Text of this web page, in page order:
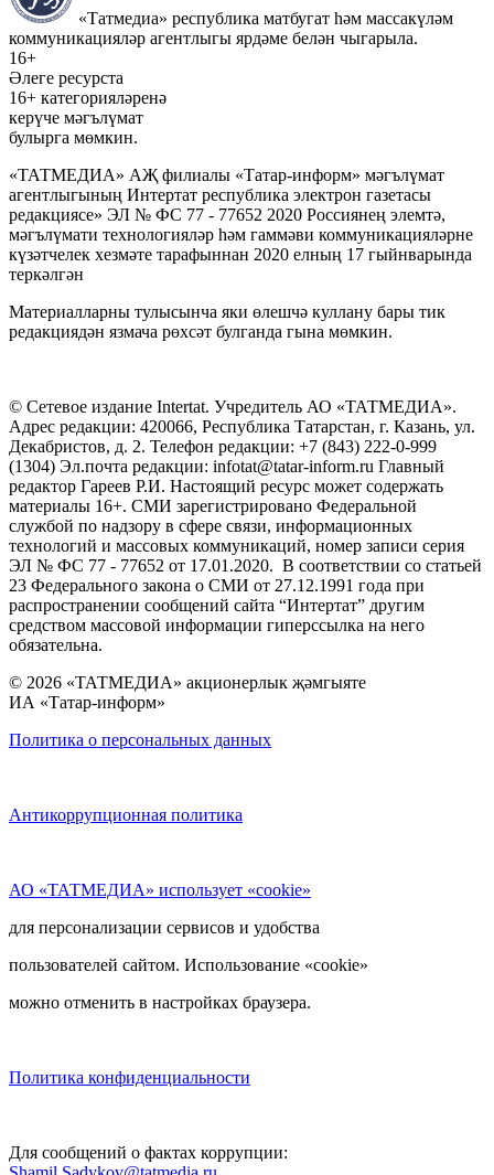
«Татмедиа» республика матбугат һәм массакүләм
коммуникацияләр агентлыгы ярдәме белән чыгарыла.
16+
Әлеге ресурста
16+ категорияләренә
керүче мәгълүмат
булырга мөмкин.
«ТАТМЕДИА» АҖ филиалы «Татар-информ» мәгълүмат
агентлыгының Интертат республика электрон газетасы
редакциясе» ЭЛ № ФС 77 - 77652 2020 Россиянең элемтә,
мәгълүмати технологияләр һәм гаммәви коммуникацияләрне
күзәтчелек хезмәте тарафыннан 2020 елның 17 гыйнварында
теркәлгән
Материалларны тулысынча яки өлешчә куллану бары тик
редакциядән язмача рөхсәт булганда гына мөмкин.
© Сетевое издание Intertat. Учредитель АО «ТАТМЕДИА».
Адрес редакции: 420066, Республика Татарстан, г. Казань, ул.
Декабристов, д. 2. Телефон редакции: +7 (843) 222-0-999
(1304) Эл.почта редакции: infotat@tatar-inform.ru Главный
редактор Гареев Р.И. Настоящий ресурс может содержать
материалы 16+. СМИ зарегистрировано Федеральной
службой по надзору в сфере связи, информационных
технологий и массовых коммуникаций, номер записи серия
ЭЛ № ФС 77 - 77652 от 17.01.2020. В соответствии со статьей
23 Федерального закона о СМИ от 27.12.1991 года при
распространении сообщений сайта “Интертат” другим
средством массовой информации гиперссылка на него
обязательна.
© 2026 «ТАТМЕДИА» акционерлык җәмгыяте
ИА «Татар-информ»
Политика о персональных данных
Антикоррупционная политика
АО «ТАТМЕДИА» использует «cookie»
для персонализации сервисов и удобства
пользователей сайтом. Использование «cookie»
можно отменить в настройках браузера.
Политика конфиденциальности
Для сообщений о фактах коррупции: